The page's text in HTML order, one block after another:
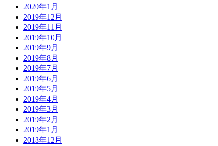
2020年1月
2019年12月
2019年11月
2019年10月
2019年9月
2019年8月
2019年7月
2019年6月
2019年5月
2019年4月
2019年3月
2019年2月
2019年1月
2018年12月